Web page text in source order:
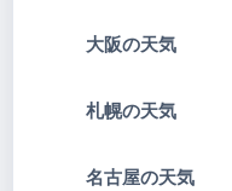
大阪の天気
札幌の天気
名古屋の天気